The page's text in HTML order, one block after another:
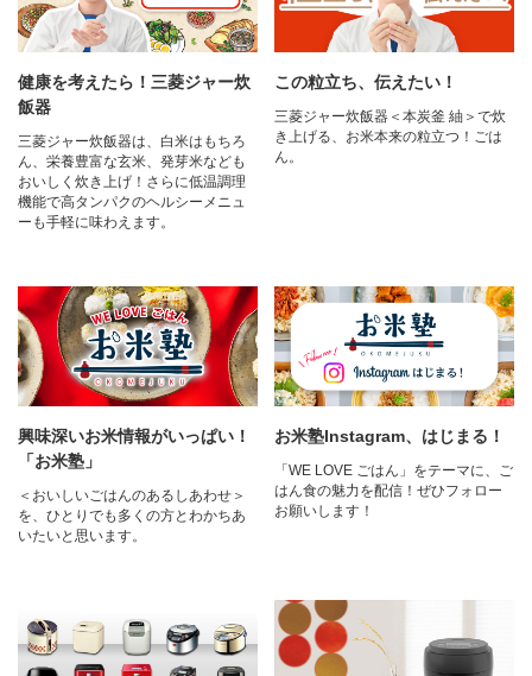
健康を考えたら！三菱ジャー炊
飯器
三菱ジャー炊飯器は、白米はもちろ
ん、栄養豊富な玄米、発芽米なども
おいしく炊き上げ！さらに低温調理
機能で高タンパクのヘルシーメニュ
ーも手軽に味わえます。
この粒立ち、伝えたい！
三菱ジャー炊飯器＜本炭釜 紬＞で炊
き上げる、お米本来の粒立つ！ごは
ん。
興味深いお米情報がいっぱい！
「お米塾」
＜おいしいごはんのあるしあわせ＞
を、ひとりでも多くの方とわかちあ
いたいと思います。
お米塾Instagram、はじまる！
「WE LOVE ごはん」をテーマに、ご
はん食の魅力を配信！ぜひフォロー
お願いします！